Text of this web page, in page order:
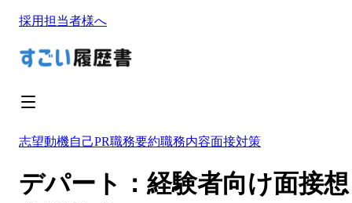
採用担当者様へ
志望動機自己PR職務要約職務内容面接対策
デパート：経験者向け面接想